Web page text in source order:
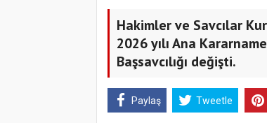
Hakimler ve Savcılar
2026 yılı Ana
Başsavcılığı değişti.
Paylaş Tweetle